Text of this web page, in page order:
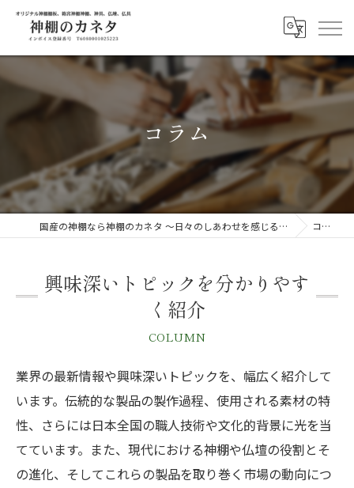
コラム
国産の神棚なら神棚のカネタ ～日々のしあわせを感じる物を～ コラム
興味深いトピックを分かりやす
く紹介
COLUMN
業界の最新情報や興味深いトピックを、幅広く紹介して
います。伝統的な製品の製作過程、使用される素材の特
性、さらには日本全国の職人技術や文化的背景に光を当
てています。また、現代における神棚や仏壇の役割とそ
の進化、そしてこれらの製品を取り巻く市場の動向につ